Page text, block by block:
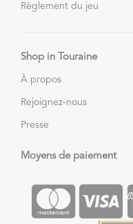
Règlement du jeu
Shop in Touraine
À propos
Rejoignez-nous
Presse
Moyens de paiement